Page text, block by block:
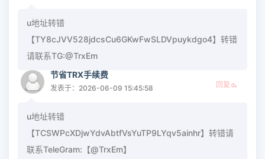
u地址转错
【TY8cJVV528jdcsCu6GKwFwSLDVpuykdgo4】转错
请联系TG:@TrxEm
节省TRX手续费
发表于：2026-06-09 15:45:58 回复
u地址转错
【TCSWPcXDjwYdvAbtfVsYuTP9LYqv5ainhr】转错请
联系TeleGram:【@TrxEm】